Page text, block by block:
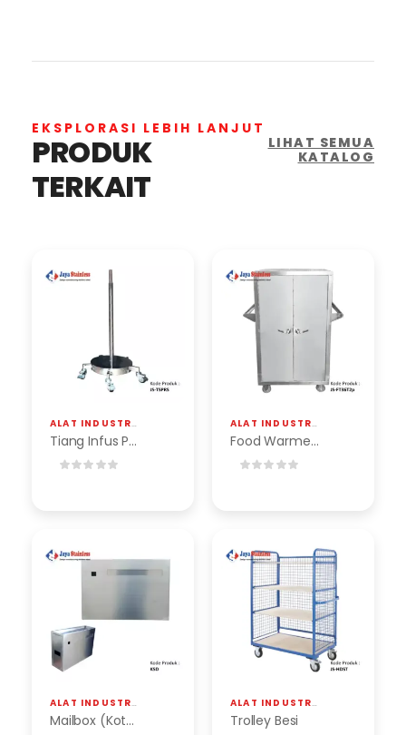
EKSPLORASI LEBIH LANJUT
PRODUK
TERKAIT
LIHAT SEMUA
KATALOG
ALAT INDUSTRI, TIANG DISPLAY STAINLESS & BESI ,TIANG INFUS STAINLESS
Tiang Infus Peralatan RS
ALAT INDUSTRI,
Food Warmer Trolley
ALAT INDUSTRI, MAILBOX (KOTAK SURAT STAINLESS)
Mailbox (Kotak Surat Stainless)
ALAT INDUSTRI,
Trolley Besi